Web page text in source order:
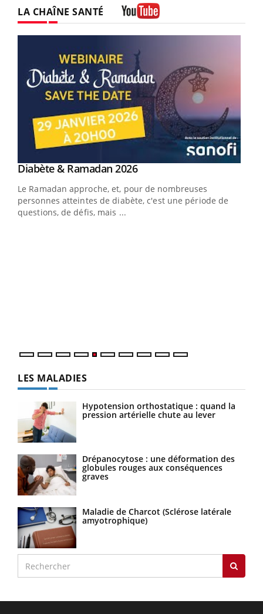
LA CHAÎNE SANTÉ
Youtube
Diabète & Ramadan 2026Youtube
Le Ramadan approche, et, pour de nombreuses
personnes atteintes de diabète, c'est une période de
questions, de défis, mais ...
LES MALADIES
Hypotension orthostatique : quand la
pression artérielle chute au lever
Drépanocytose : une déformation des
globules rouges aux conséquences
graves
Maladie de Charcot (Sclérose latérale
amyotrophique)